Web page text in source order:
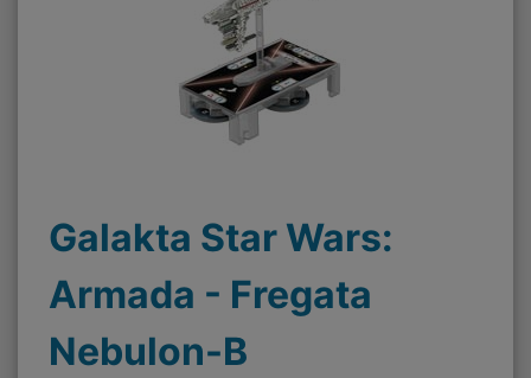
Galakta Star Wars:
Armada - Fregata
Nebulon-B